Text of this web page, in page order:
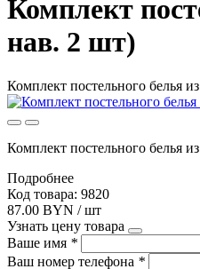
Комплект
нав. 2 шт)
Комплект постельного белья
Комплект постельного белья
Подробнее
Код товара: 9820
87.00 BYN / шт
Узнать цену товара
Ваше имя *
Ваш номер телефона *